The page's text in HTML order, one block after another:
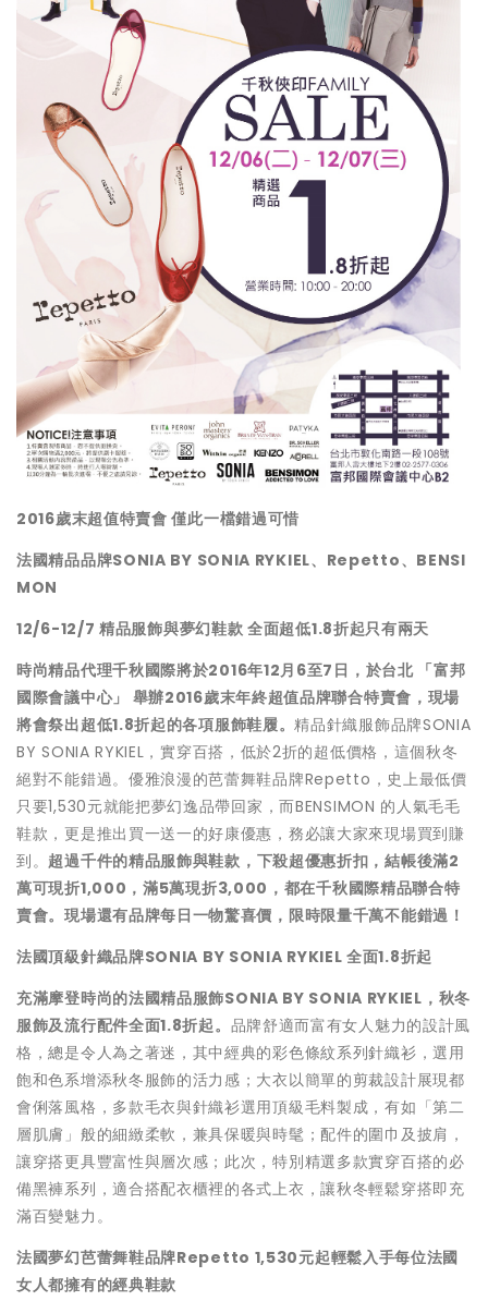
2016歲末超值特賣會 僅此一檔錯過可惜
法國精品品牌SONIA BY SONIA RYKIEL、 Repetto、 BENSI
MON
12/6-12/7 精品服飾與夢幻鞋款 全面超低1.8折起只有兩天
時尚精品代理千秋國際將於2016年12月 6至7 日，於台北 「富邦
國際會議中心」 舉辦2016歲末年終超值品牌聯合特賣會，現場
將會祭出超低1.8折起的各項服飾鞋履。精品針織服飾品牌SONIA
BY SONIA RYKIEL，實穿百搭，低於2折的超低價格，這個秋冬
絕對不能錯過。優雅浪漫的芭蕾舞鞋品牌Repetto，史上最低價
只要1,530元就能把夢幻逸品帶回家，而BENSIMON 的人氣毛毛
鞋款，更是推出買一送一的好康優惠，務必讓大家來現場買到賺
到。 超過千件的精品服飾與鞋款，下殺超優惠折扣，結帳後滿2
萬可現折1,000 ，滿5萬現折3,000 ，都在千秋國際精品聯合特
賣會。現場還有品牌每日一物驚喜價，限時限量千萬不能錯過！
法國頂級針織品牌SONIA BY SONIA RYKIEL全面1.8折起
充滿摩登時尚的法國精品服飾SONIA BY SONIA RYKIEL ，秋冬
服飾及流行配件全面1.8折起。 品牌舒適而富有女人魅力的設計風
格，總是令人為之著迷，其中經典的彩色條紋系列針織衫，選用
飽和色系增添秋冬服飾的活力感；大衣以簡單的剪裁設計展現都
會俐落風格，多款毛衣與針織衫選用頂級毛料製成，有如「第二
層肌膚」般的細緻柔軟，兼具保暖與時髦；配件的圍巾及披肩，
讓穿搭更具豐富性與層次感；此次，特別精選多款實穿百搭的必
備黑褲系列，適合搭配衣櫃裡的各式上衣，讓秋冬輕鬆穿搭即充
滿百變魅力。
法國夢幻芭蕾舞鞋品牌Repetto 1,530元起輕鬆入手每位法國
女人都擁有的經典鞋款